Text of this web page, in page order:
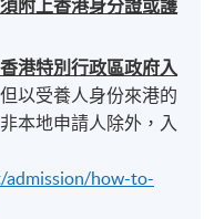
附上香港身分證或護
港特別行政區政府入
但以受養人身份來港的
本地申請人除外，入
admission/how-to-